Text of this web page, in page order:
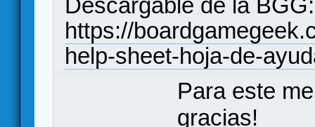
Descargable de la BGG:
https://
help-sheet-hoja-de-
Para este
gracias!